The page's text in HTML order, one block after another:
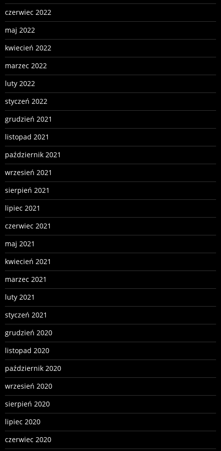
czerwiec 2022
maj 2022
kwiecień 2022
marzec 2022
luty 2022
styczeń 2022
grudzień 2021
listopad 2021
październik 2021
wrzesień 2021
sierpień 2021
lipiec 2021
czerwiec 2021
maj 2021
kwiecień 2021
marzec 2021
luty 2021
styczeń 2021
grudzień 2020
listopad 2020
październik 2020
wrzesień 2020
sierpień 2020
lipiec 2020
czerwiec 2020